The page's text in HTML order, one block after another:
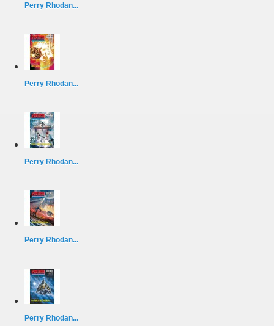
Perry Rhodan...
Perry Rhodan...
Perry Rhodan...
Perry Rhodan...
Perry Rhodan...